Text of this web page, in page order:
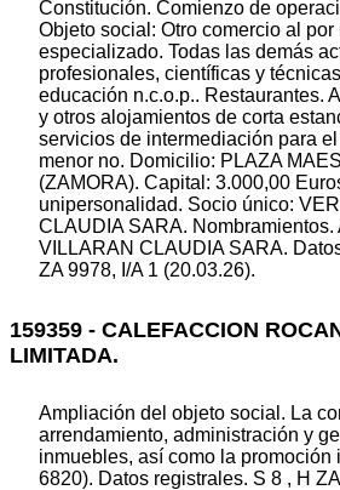
Constitución. Comienzo de
Objeto social: Otro comercio al por
especializado. Todas las demás
profesionales, científicas y
educación n.c.o.p.. Restaurantes.
y otros alojamientos de corta
servicios de intermediación para
menor no. Domicilio: PLAZA
(ZAMORA). Capital: 3.000,00
unipersonalidad. Socio único:
CLAUDIA SARA. Nombramientos.
VILLARAN CLAUDIA SARA.
ZA 9978, I/A 1 (20.03.26).
159359 - CALEFACCION
LIMITADA.
Ampliación del objeto social. La
arrendamiento, administración y
inmuebles, así como la
6820). Datos registrales. S 8 , H